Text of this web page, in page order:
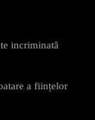
incriminată
a ființelor